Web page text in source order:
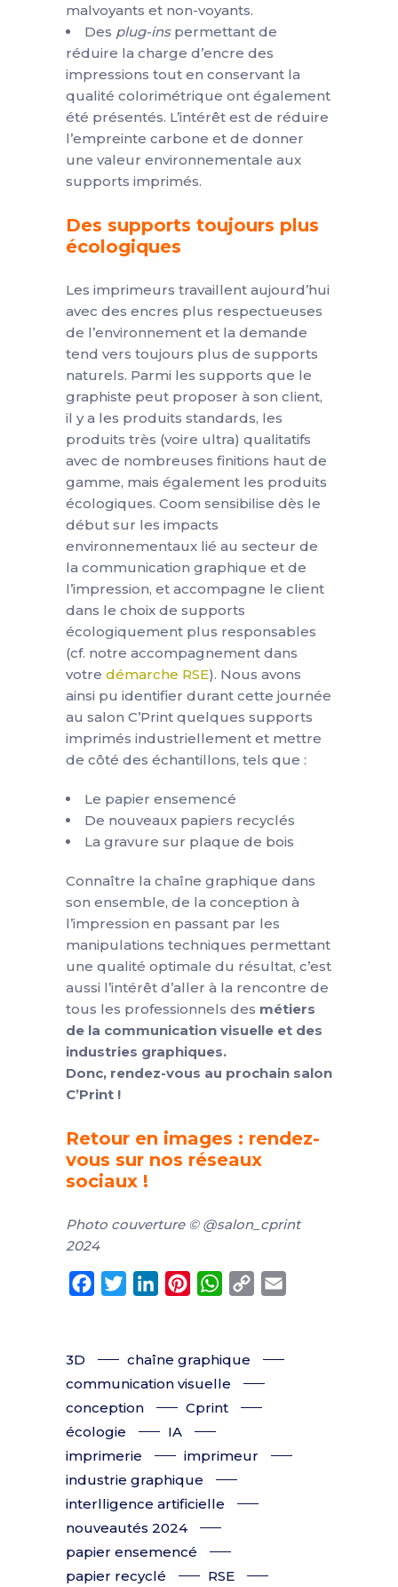
malvoyants et non-voyants.
Des plug-inspermettant de
réduire la charge d’encre des
impressions tout en conservant la
qualité colorimétrique ont également
été présentés. L’intérêt est de réduire
l’empreinte carbone et de donner
une valeur environnementale aux
supports imprimés.
Des supports toujours plus
écologiques
Les imprimeurs travaillent aujourd’hui
avec des encres plus respectueuses
de l’environnement et la demande
tend vers toujours plus de supports
naturels. Parmi les supports que le
graphiste peut proposer à son client,
il y a les produits standards, les
produits très (voire ultra) qualitatifs
avec de nombreuses finitions haut de
gamme, mais également les produits
écologiques. Coom sensibilise dès le
début sur les impacts
environnementaux lié au secteur de
la communication graphique et de
l’impression, et accompagne le client
dans le choix de supports
écologiquement plus responsables
(cf. notre accompagnement dans
votre démarche RSE). Nous avons
ainsi pu identifier durant cette journée
au salon C’Print quelques supports
imprimés industriellement et mettre
de côté des échantillons, tels que :
Le papier ensemencé
De nouveaux papiers recyclés
La gravure sur plaque de bois
Connaître la chaîne graphique dans
son ensemble, de la conception à
l’impression en passant par les
manipulations techniques permettant
une qualité optimale du résultat, c’est
aussi l’intérêt d’aller à la rencontre de
tous les professionnels des métiers
de la communication visuelle et des
industries graphiques.
Donc, rendez-vous au prochain salon
C’Print !
Retour en images : rendez-
vous sur nos réseaux
sociaux !
Photo couverture © @salon_cprint
2024
Facebook
TwitterLinkedInPinterestWhatsApp
Copy
3D
chaîne graphique
communication visuelle
conception
Cprint
écologie
IA
imprimerie
imprimeur
industrie graphique
interlligence artificielle
nouveautés 2024
papier ensemencé
papier recyclé
RSE